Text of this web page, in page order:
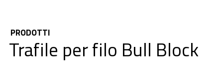
Trafile per filo Bull Block
PRODOTTI